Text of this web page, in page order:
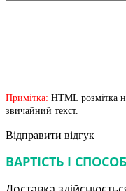
Примітка: HTML розмітка
звичайний текст.
Відправити відгук
ВАРТІСТЬ І